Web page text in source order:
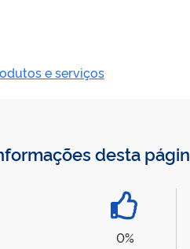
e serviços
desta
0%